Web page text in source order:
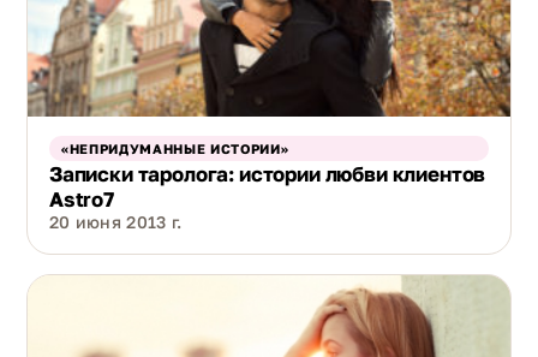
«НЕПРИДУМАННЫЕ ИСТОРИИ»
Записки таролога: истории любви клиентов
Astro7
20 июня 2013 г.